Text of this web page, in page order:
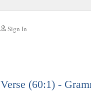
Sign In
Verse (60:1) -